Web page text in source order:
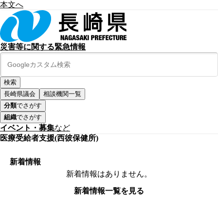
本文へ
災害等に関する緊急情報
長崎県議会
相談機関一覧
分類でさがす
組織でさがす
イベント・募集など
医療受給者支援(西彼保健所)
新着情報
新着情報はありません。
新着情報一覧を見る